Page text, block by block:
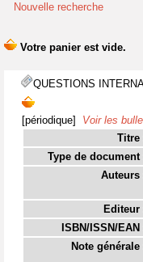
Nouvelle recherche
QUESTIONS
[périodique] Voir les
Titre
Type de document
Auteurs
Editeur
ISBN/ISSN/EAN
Note générale